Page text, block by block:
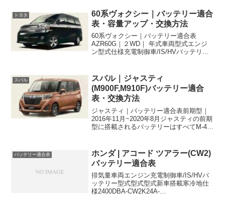
55D23L80D23L3700C...
トヨタ
60系ヴォクシー｜バッテリー適合
表・容量アップ・交換方法
60系ヴォクシー｜バッテリー適合表
AZR60G｜２WD｜ 年式車両型式エンジ
ン型式仕様充電制御車/IS/HVバッテリー
46B24L55D23L2...
スバル
スバル｜ジャスティ
(M900F,M910F)バッテリー適合
表・交換方法
ジャスティ｜バッテリー適合表前期型｜
2016年11月~2020年8月ジャスティの前期
型に搭載されるバッテリーはすべてM-42
す。年式車両型式エンジン型式仕...
バッテリー適合表
ホンダ | アコード ツアラー(CW2)
バッテリー適合表
排気量車両エンジン充電制御車/IS/HVバ
ッテリー型式型式型式新車搭載寒冷地仕
様2400DBA-CW2K24A-